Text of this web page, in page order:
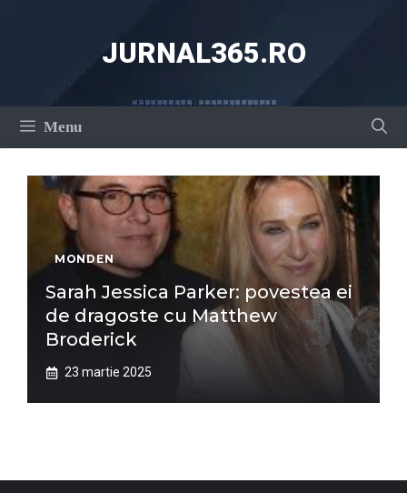
JURNAL365.RO
Menu
MONDEN
Sarah Jessica Parker: povestea ei
de dragoste cu Matthew
Broderick
23 martie 2025